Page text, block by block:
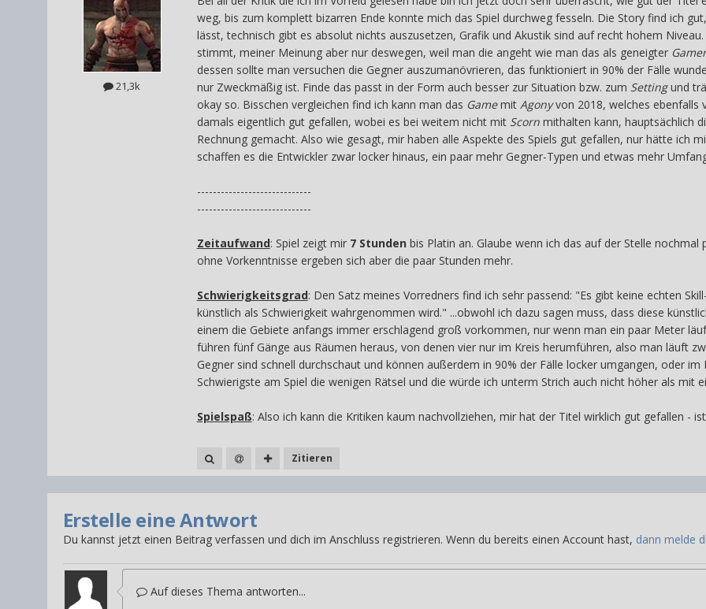
21,3k
weg, bis zum komplett bizarren Ende konnte mich das Spiel durchweg fesseln. Die Story find ich
lässt, technisch gibt es absolut nichts auszusetzen, Grafik und Akustik sind auf recht hohem
stimmt, meiner Meinung aber nur deswegen, weil man die angeht wie man das als geneigter Gamer
dessen sollte man versuchen die Gegner auszumanövrieren, das funktioniert in 90% der Fälle
nur Zweckmäßig ist. Finde das passt in der Form auch besser zur Situation bzw. zum Settingund
okay so. Bisschen vergleichen find ich kann man das Gamemit Agonyvon 2018, welches ebenfalls
damals eigentlich gut gefallen, wobei es bei weitem nicht mit Scornmithalten kann, hauptsächlich
Rechnung gemacht. Also wie gesagt, mir haben alle Aspekte des Spiels gut gefallen, nur hätte ich
schaffen es die Entwickler zwar locker hinaus, ein paar mehr Gegner-Typen und etwas mehr
-----------------------------
-----------------------------
Zeitaufwand: Spiel zeigt mir 7 Stunden bis Platin an. Glaube wenn ich das auf der Stelle
ohne Vorkenntnisse ergeben sich aber die paar Stunden mehr.
Schwierigkeitsgrad: Den Satz meines Vorredners find ich sehr passend: "Es gibt keine echten
künstlich als Schwierigkeit wahrgenommen wird." ...obwohl ich dazu sagen muss, dass diese
einem die Gebiete anfangs immer erschlagend groß vorkommen, nur wenn man ein paar Meter
führen fünf Gänge aus Räumen heraus, von denen vier nur im Kreis herumführen, also man läuft
Gegner sind schnell durchschaut und können außerdem in 90% der Fälle locker umgangen, oder
Schwierigste am Spiel die wenigen Rätsel und die würde ich unterm Strich auch nicht höher als mit
Spielspaß: Also ich kann die Kritiken kaum nachvollziehen, mir hat der Titel wirklich gut gefallen -
Zitieren
Erstelle eine Antwort
Du kannst jetzt einen Beitrag verfassen und dich im Anschluss registrieren. Wenn du bereits einen Account hast, dann melde
Auf dieses Thema antworten...